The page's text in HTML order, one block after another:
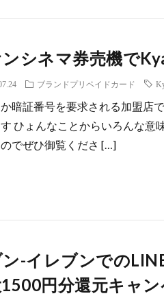
シネマ券売機で
ブランドプリペイドカード
暗証番号を要求される加盟店
ひょんなことからいろんな意
でぜひ御覧くださ […]
-イレブンでの
円分還元キャ